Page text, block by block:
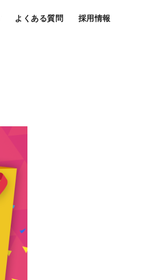
よくある質問 採用情報